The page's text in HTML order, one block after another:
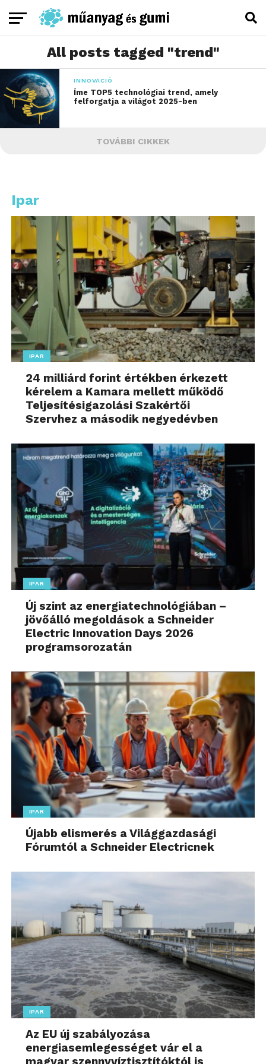
All posts tagged "trend"
INNOVÁCIÓ
Íme TOP5 technológiai trend, amely
felforgatja a világot 2025-ben
TOVÁBBI CIKKEK
Ipar
IPAR
24 milliárd forint értékben érkezett
kérelem a Kamara mellett működő
Teljesítésigazolási Szakértői
Szervhez a második negyedévben
IPAR
Új szint az energiatechnológiában –
jövőálló megoldások a Schneider
Electric Innovation Days 2026
programsorozatán
IPAR
Újabb elismerés a Világgazdasági
Fórumtól a Schneider Electricnek
IPAR
Az EU új szabályozása
energiasemlegességet vár el a
magyar szennyvíztisztítóktól is